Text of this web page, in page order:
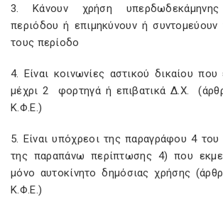
3. Κάνουν χρήση υπερδωδεκάμηνης
περιόδου ή επιμηκύνουν ή συντομεύουν
τους περίοδο
4. Είναι κοινωνίες αστικού δικαίου που
μέχρι 2 φορτηγά ή επιβατικά Δ.Χ.
Κ.Φ.Ε.)
5. Είναι υπόχρεοι της παραγράφου 4
της παραπάνω περίπτωσης 4) που
μόνο αυτοκίνητο δημόσιας χρήσης
Κ.Φ.Ε.)